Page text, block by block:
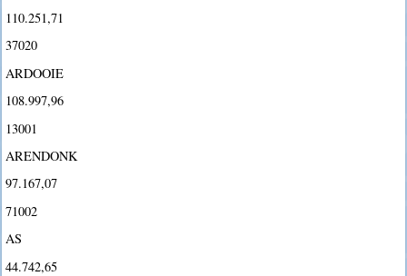
110.251,71
37020
ARDOOIE
108.997,96
13001
ARENDONK
97.167,07
71002
AS
44.742,65